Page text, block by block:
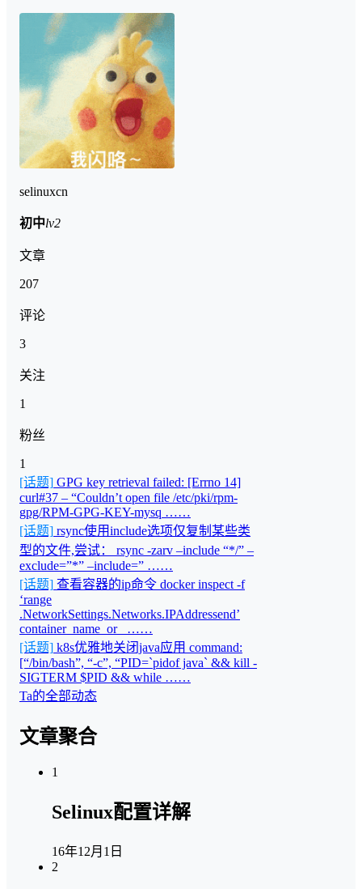
selinuxcn
初中lv2
文章
207
评论
3
关注
1
粉丝
1
[话题] GPG key retrieval failed: [Errno 14]
curl#37 – “Couldn’t open file /etc/pki/rpm-
gpg/RPM-GPG-KEY-mysq ……
[话题] rsync使用include选项仅复制某些类
型的文件,尝试： rsync -zarv –include “*/” –
exclude=”*” –include=” ……
[话题] 查看容器的ip命令 docker inspect -f
‘range
.NetworkSettings.Networks.IPAddressend’
container_name_or_ ……
[话题] k8s优雅地关闭java应用 command:
[“/bin/bash”, “-c”, “PID=`pidof java` && kill -
SIGTERM $PID && while ……
Ta的全部动态
文章聚合
1
Selinux配置详解
16年12月1日
2